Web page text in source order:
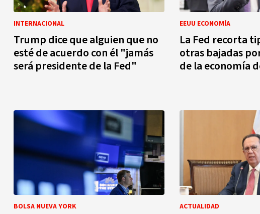
INTERNACIONAL
Trump dice que alguien que no
esté de acuerdo con él "jamás
será presidente de la Fed"
EEUU ECONOMÍA
La Fed recorta
otras bajadas
de la economía
BOLSA NUEVA YORK ACTUALIDAD